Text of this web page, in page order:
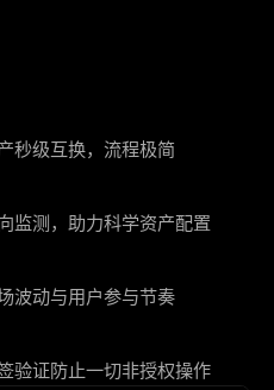
秒级互换，流程极简
监测，助力科学资产配置
波动与用户参与节奏
验证防止一切非授权操作